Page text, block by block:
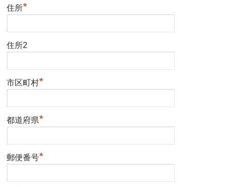
住所*
住所2
市区町村*
都道府県*
郵便番号*